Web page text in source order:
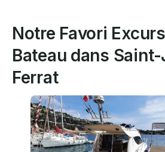
Notre Favori
Bateau dans
Ferrat